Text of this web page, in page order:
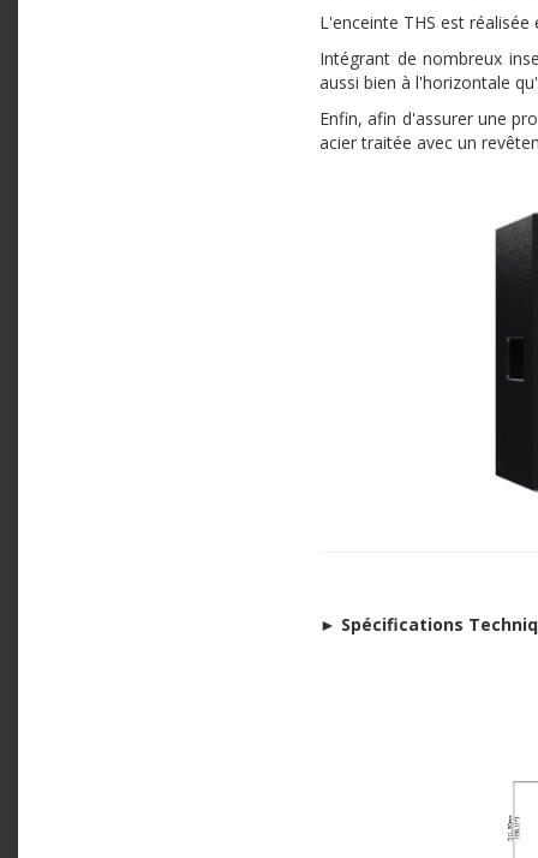
L'enceinte THS est
Intégrant de nombreux
aussi bien à l'horizontale
Enfin, afin d'assurer une
acier traitée avec un
► Spécifications